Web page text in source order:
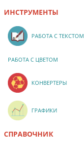
ИНСТРУМЕНТЫ
РАБОТА С ТЕКСТОМ
РАБОТА С ЦВЕТОМ
КОНВЕРТЕРЫ
ГРАФИКИ
СПРАВОЧНИК